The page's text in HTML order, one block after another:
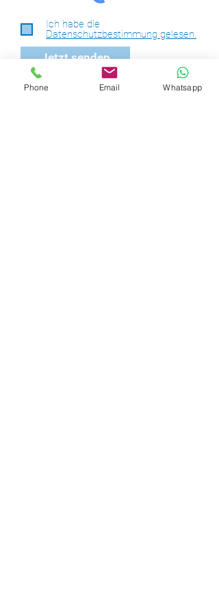
Ich habe die
Datenschutzbestimmung gelesen.
Jetzt senden
Phone Email Whatsapp